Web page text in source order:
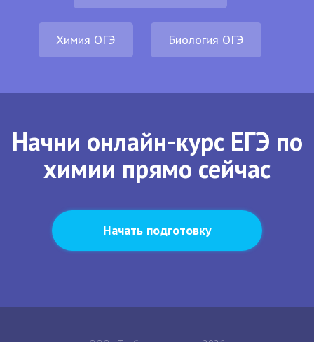
Химия ОГЭ Биология ОГЭ
Начни онлайн-курс ЕГЭ по
химии прямо сейчас
Начать подготовку